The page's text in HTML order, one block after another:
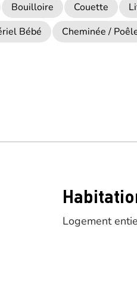
Bouilloire Couette
Bébé Cheminée /
Logement